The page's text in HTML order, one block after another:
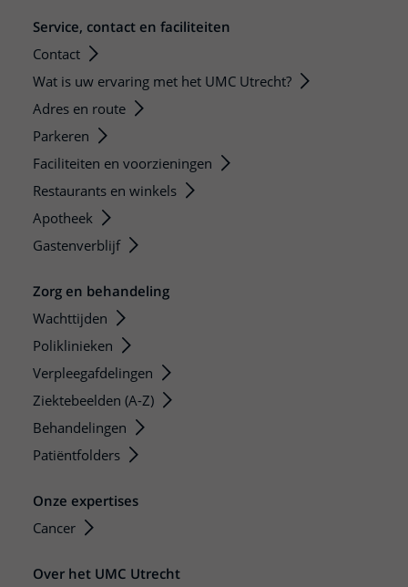
Service, contact en faciliteiten
Contact
Wat is uw ervaring met het UMC Utrecht?
Adres en route
Parkeren
Faciliteiten en voorzieningen
Restaurants en winkels
Apotheek
Gastenverblijf
Zorg en behandeling
Wachttijden
Poliklinieken
Verpleegafdelingen
Ziektebeelden (A-Z)
Behandelingen
Patiëntfolders
Onze expertises
Cancer
Over het UMC Utrecht